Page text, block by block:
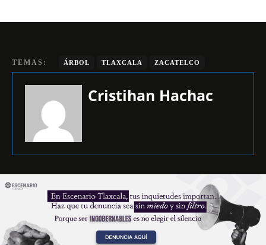
TEMAS: ÁRBOL TLAXCALA ZACATELCO
Cristihan Hachac